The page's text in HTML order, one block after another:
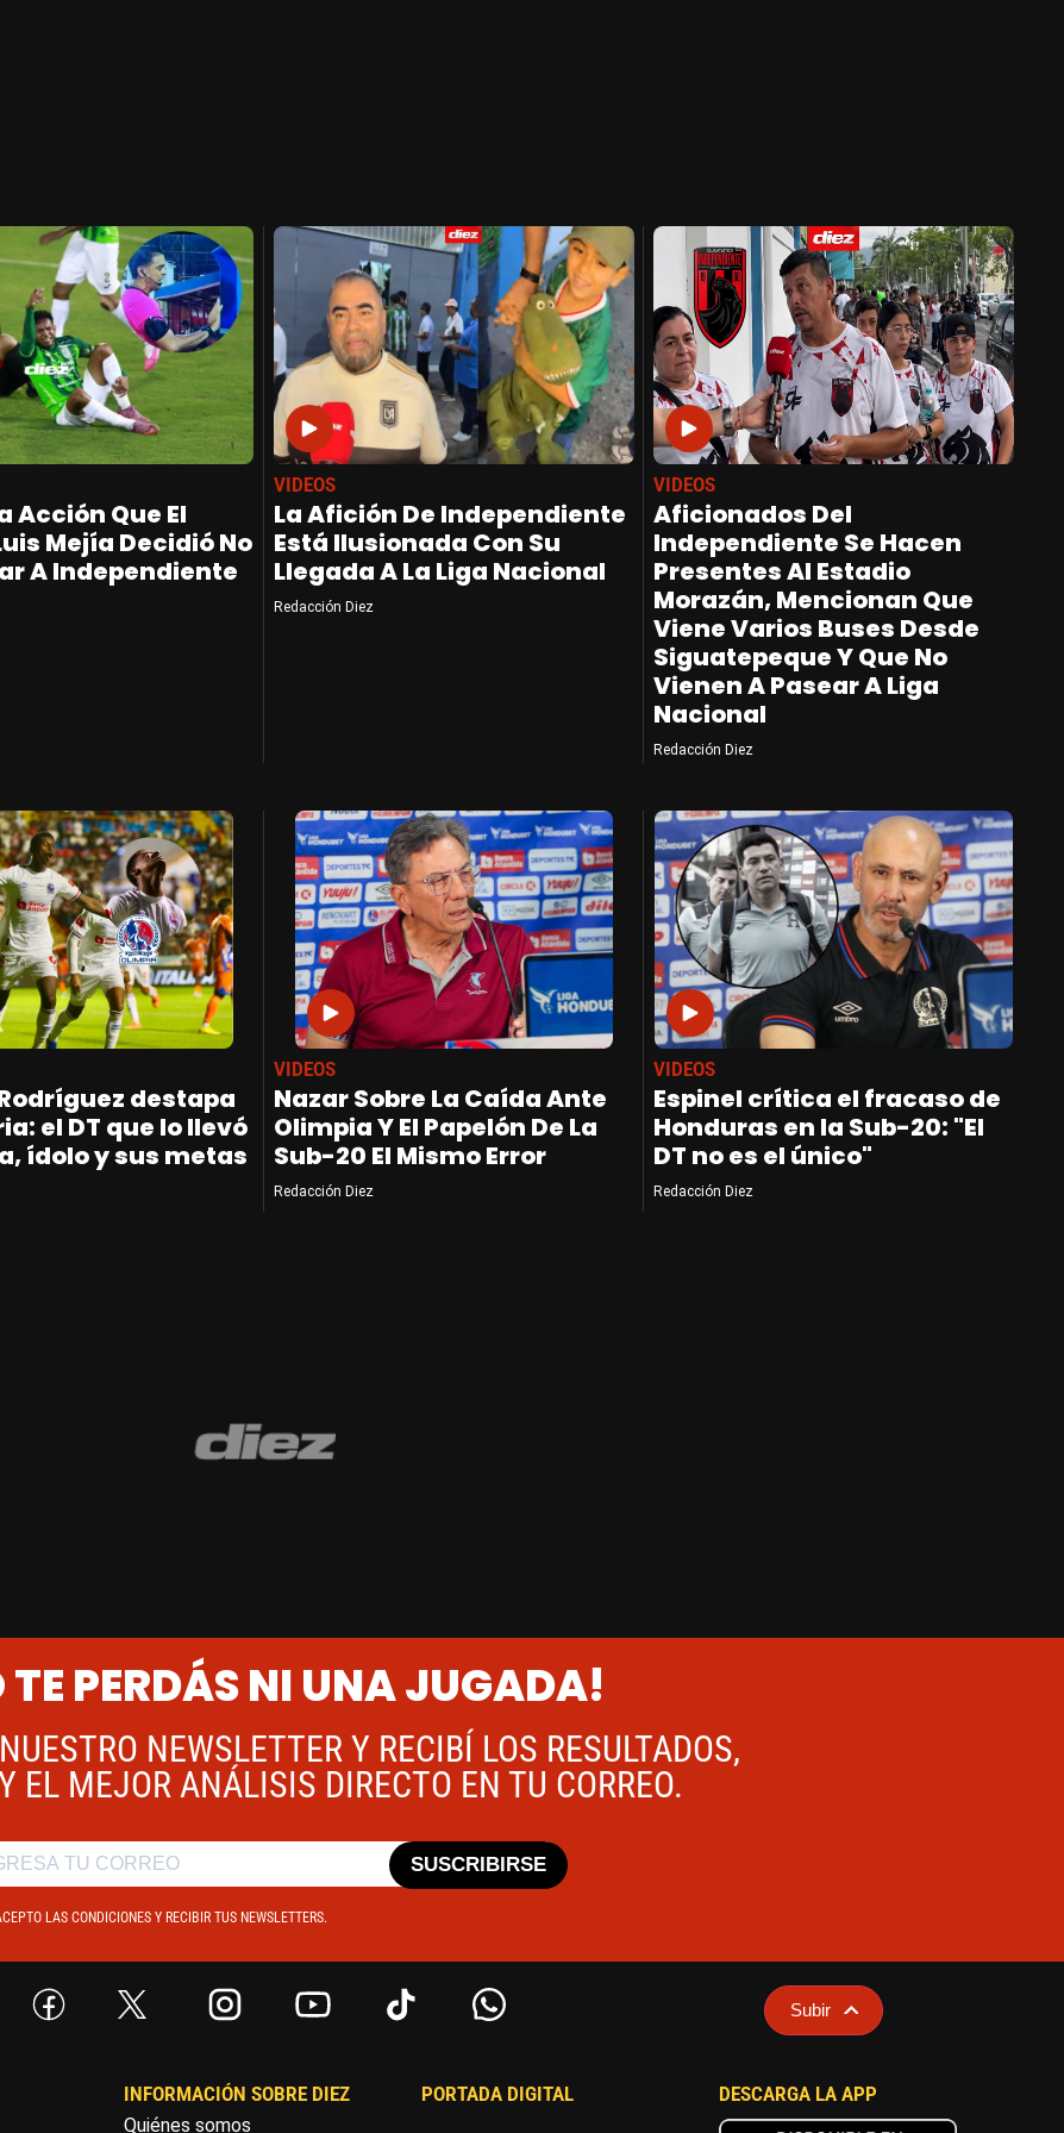
Acción Que El
Mejía Decidió No
A Independiente
VIDEOS
La Afición De Independiente
Está Ilusionada Con Su
Llegada A La Liga Nacional
Redacción Diez
VIDEOS
Aficionados Del
Independiente Se Hacen
Presentes Al Estadio
Morazán, Mencionan Que
Viene Varios Buses Desde
Siguatepeque Y Que No
Vienen A Pasear A Liga
Nacional
Redacción Diez
destapa
el DT que lo llevó
ídolo y sus metas
VIDEOS
Nazar Sobre La Caída Ante
Olimpia Y El Papelón De La
Sub-20 El Mismo Error
Redacción Diez
VIDEOS
Espinel crítica el fracaso de
Honduras en la Sub-20: "El
DT no es el único"
Redacción Diez
TE PERDÁS NI UNA JUGADA!
NEWSLETTER Y RECIBÍ LOS RESULTADOS,
EL MEJOR ANÁLISIS DIRECTO EN TU CORREO.
LAS CONDICIONES Y RECIBIR TUS NEWSLETTERS.
SUSCRIBIRSE
Subir
INFORMACIÓN SOBRE DIEZ
Quiénes somos
PORTADA DIGITAL DESCARGA LA APP